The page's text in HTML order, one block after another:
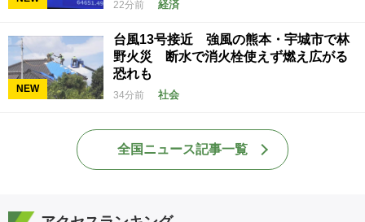
22分前 経済
NEW
台風13号接近 強風の熊本・宇城市で林
野火災 断水で消火栓使えず燃え広がる
恐れも
34分前 社会
全国ニュース記事一覧